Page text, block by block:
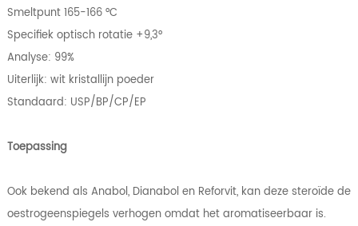
Smeltpunt 165-166 °C
Specifiek optisch rotatie +9,3°
Analyse: 99%
Uiterlijk: wit kristallijn poeder
Standaard: USP/BP/CP/EP
Toepassing
Ook bekend als Anabol, Dianabol en Reforvit, kan deze steroïde de
oestrogeenspiegels verhogen omdat het aromatiseerbaar is.